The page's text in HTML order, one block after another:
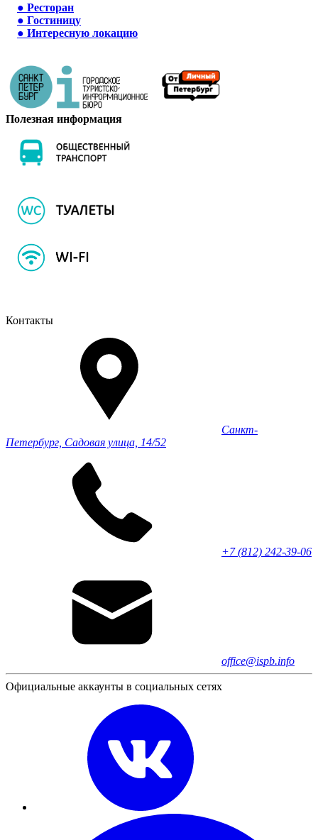
● Ресторан
● Гостиницу
● Интересную локацию
Полезная информация
Контакты
Санкт-
Петербург, Садовая улица, 14/52
+7 (812) 242-39-06
office@ispb.info
Официальные аккаунты в социальных сетях